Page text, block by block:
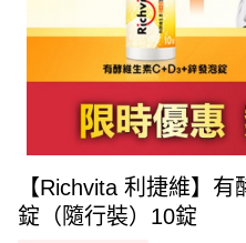
【Richvita 利捷維】
錠（隨行裝）10錠